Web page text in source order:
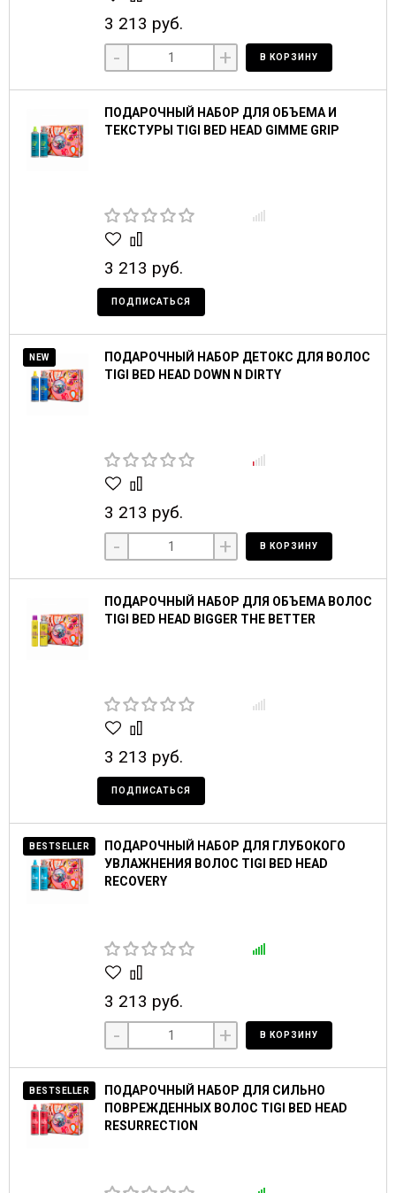
3 213 руб.
- + В КОРЗИНУ
ПОДАРОЧНЫЙ НАБОР ДЛЯ ОБЪЕМА И
ТЕКСТУРЫ TIGI BED HEAD GIMME GRIP
3 213 руб.
ПОДПИСАТЬСЯ
NEW
ПОДАРОЧНЫЙ НАБОР ДЕТОКС ДЛЯ ВОЛОС
TIGI BED HEAD DOWN N DIRTY
3 213 руб.
- + В КОРЗИНУ
ПОДАРОЧНЫЙ НАБОР ДЛЯ ОБЪЕМА ВОЛОС
TIGI BED HEAD BIGGER THE BETTER
3 213 руб.
ПОДПИСАТЬСЯ
BESTSELLER
ПОДАРОЧНЫЙ НАБОР ДЛЯ ГЛУБОКОГО
УВЛАЖНЕНИЯ ВОЛОС TIGI BED HEAD
RECOVERY
3 213 руб.
- + В КОРЗИНУ
BESTSELLER
ПОДАРОЧНЫЙ НАБОР ДЛЯ СИЛЬНО
ПОВРЕЖДЕННЫХ ВОЛОС TIGI BED HEAD
RESURRECTION